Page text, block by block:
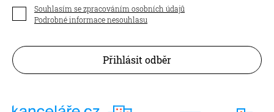
Souhlasím se zpracováním osobních údajů
Podrobné informace nesouhlasu
Přihlásit odběr